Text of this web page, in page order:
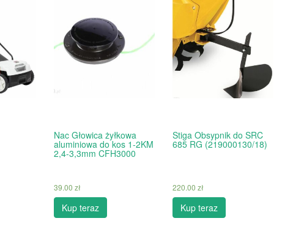
Nac Głowica żyłkowa
aluminiowa do kos 1-2KM
2,4-3,3mm CFH3000
39.00 zł
Kup teraz
Stiga Obsypnik do SRC
685 RG (219000130/18)
220.00 zł
Kup teraz